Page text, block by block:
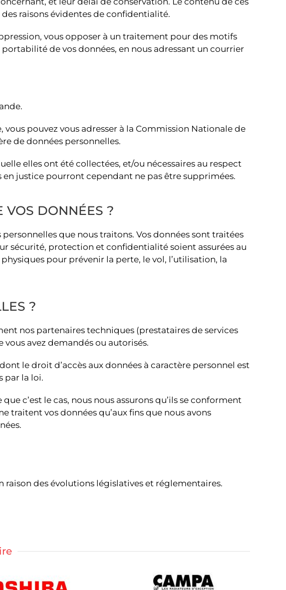
raisons évidentes de confidentialité.
vous opposer à un traitement pour des motifs
de vos données, en nous adressant un courrier
pouvez vous adresser à la Commission Nationale de
de données personnelles.
elles ont été collectées, et/ou nécessaires au respect
justice pourront cependant ne pas être supprimées.
VOS DONNÉES ?
que nous traitons. Vos données sont traitées
sécurité, protection et confidentialité soient assurées au
pour prévenir la perte, le vol, l’utilisation, la
?
nos partenaires techniques (prestataires de services
avez demandés ou autorisés.
le droit d’accès aux données à caractère personnel est
par la loi.
c’est le cas, nous nous assurons qu’ils se conforment
traitent vos données qu’aux fins que nous avons
des évolutions législatives et réglementaires.